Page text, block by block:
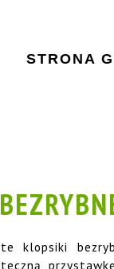
STRONA
klopsiki